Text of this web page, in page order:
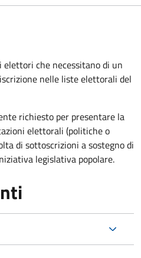
che necessitano di un
nelle liste elettorali del
richiesto per presentare la
elettorali (politiche o
di sottoscrizioni a sostegno di
legislativa popolare.